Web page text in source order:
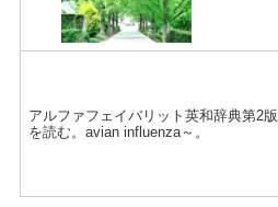
アルファフェイバリット英和辞典第2版
を読む。avian influenza～。